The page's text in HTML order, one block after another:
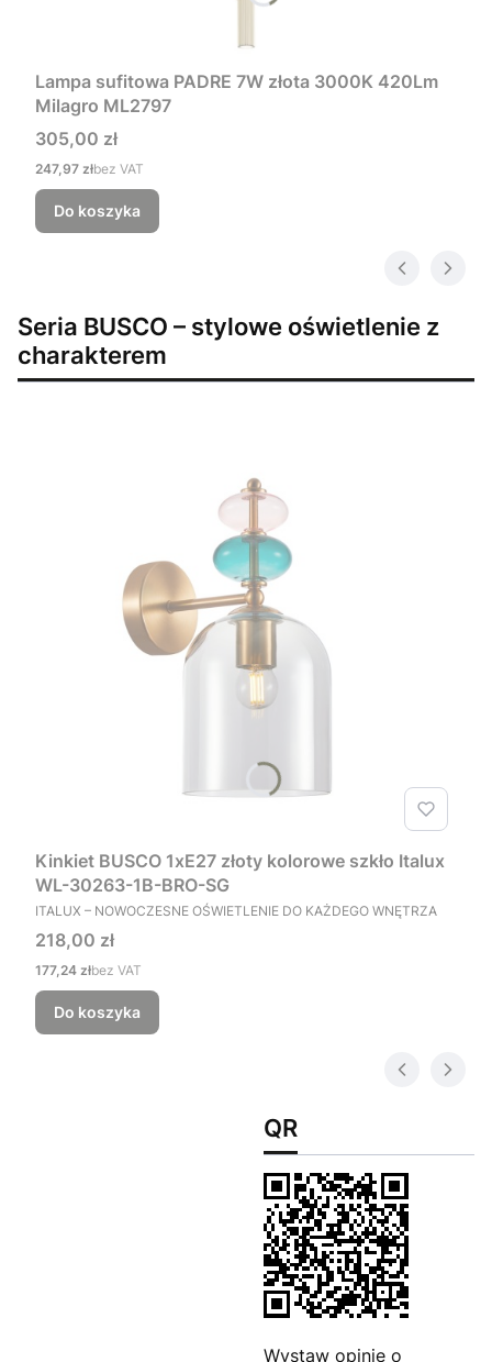
Lampa sufitowa PADRE 7W złota 3000K 420Lm
Milagro ML2797
Cena
305,00 zł
Cena
247,97 złbez VAT
Do koszyka
Seria BUSCO – stylowe oświetlenie z
charakterem
Kinkiet BUSCO 1xE27 złoty kolorowe szkło Italux
WL-30263-1B-BRO-SG
PRODUCENT
ITALUX – NOWOCZESNE OŚWIETLENIE DO KAŻDEGO WNĘTRZA
Cena
218,00 zł
Cena
177,24 złbez VAT
Do koszyka
QR
Wystaw opinie o